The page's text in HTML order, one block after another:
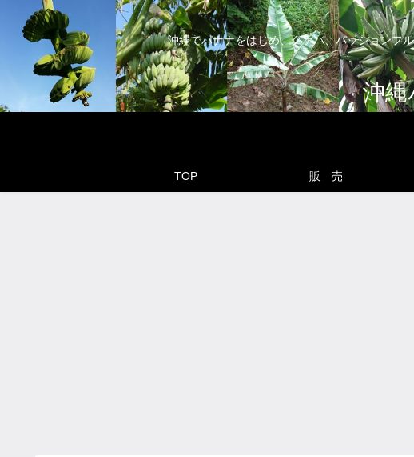
沖縄でバナナをはじめ、グァバ、パッションフ
沖縄
TOP 販 売